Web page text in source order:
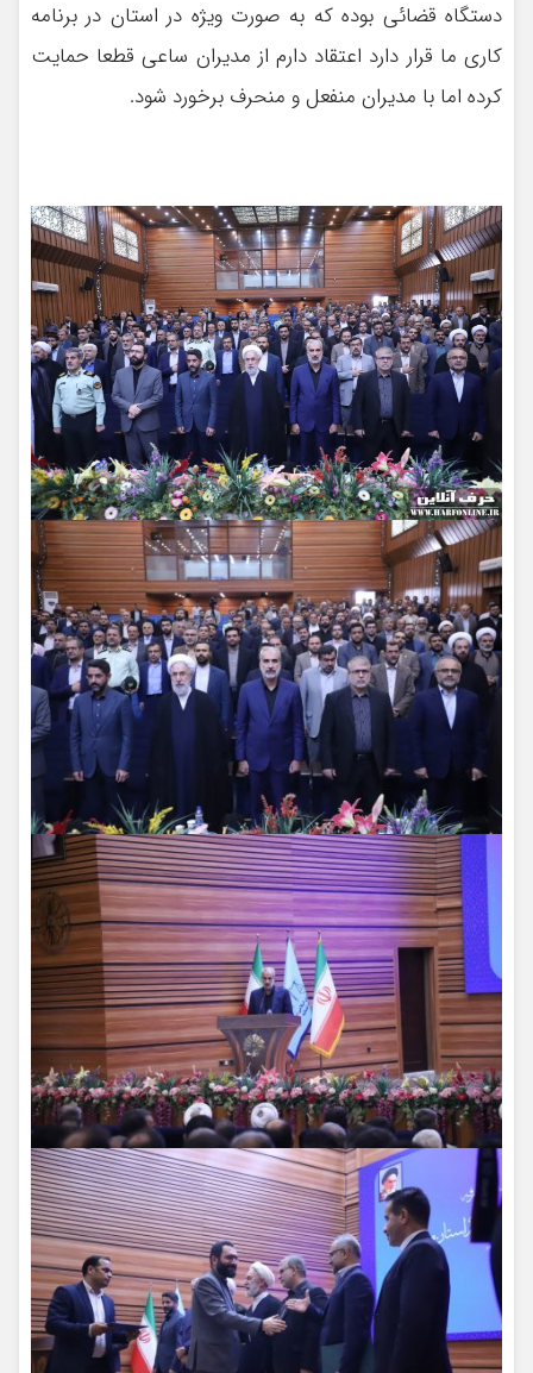
دستگاه قضائی بوده که به صورت ویژه در استان در برنامه
کاری ما قرار دارد اعتقاد دارم از مدیران ساعی قطعا حمایت
کرده اما با مدیران منفعل و منحرف برخورد شود.